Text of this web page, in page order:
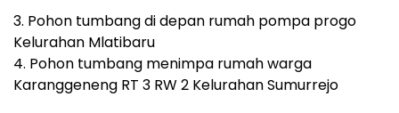
3. Pohon tumbang di depan rumah pompa progo
Kelurahan Mlatibaru
4. Pohon tumbang menimpa rumah warga
Karanggeneng RT 3 RW 2 Kelurahan Sumurrejo